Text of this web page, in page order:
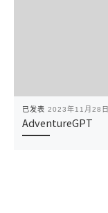
已发表 2023年11月28日
AdventureGPT